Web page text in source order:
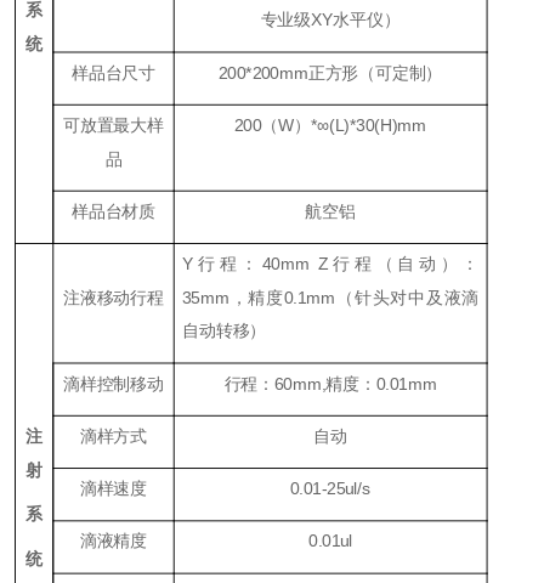
系
统
专业级XY水平仪）
样品台尺寸 200*200mm正方形 （可定制）
可放置最大样
品
200（W）*∞(L)*30(H)mm
样品台材质 航空铝
注
射
系
统
注液移动行程
Y行程：40mm Z行程（ 自动 ）：
35mm，精度0.1mm（针头对中及液滴
自动转移）
滴样控制移动 行程：60mm,精度：0.01mm
滴样方式 自动
滴样速度 0.01-25ul/s
滴液精度 0.01ul